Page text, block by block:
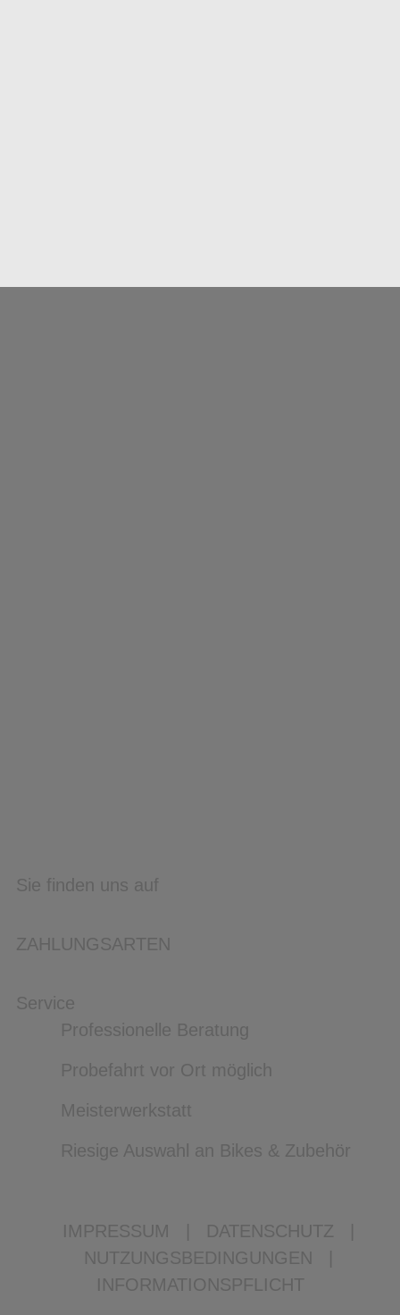
Sie finden uns auf
ZAHLUNGSARTEN
Service
Professionelle Beratung
Probefahrt vor Ort möglich
Meisterwerkstatt
Riesige Auswahl an Bikes & Zubehör
IMPRESSUM DATENSCHUTZ
NUTZUNGSBEDINGUNGEN
INFORMATIONSPFLICHT